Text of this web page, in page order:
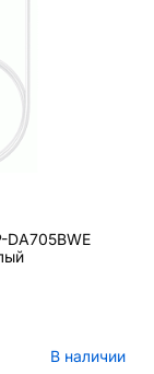
DA705BWE
В наличии